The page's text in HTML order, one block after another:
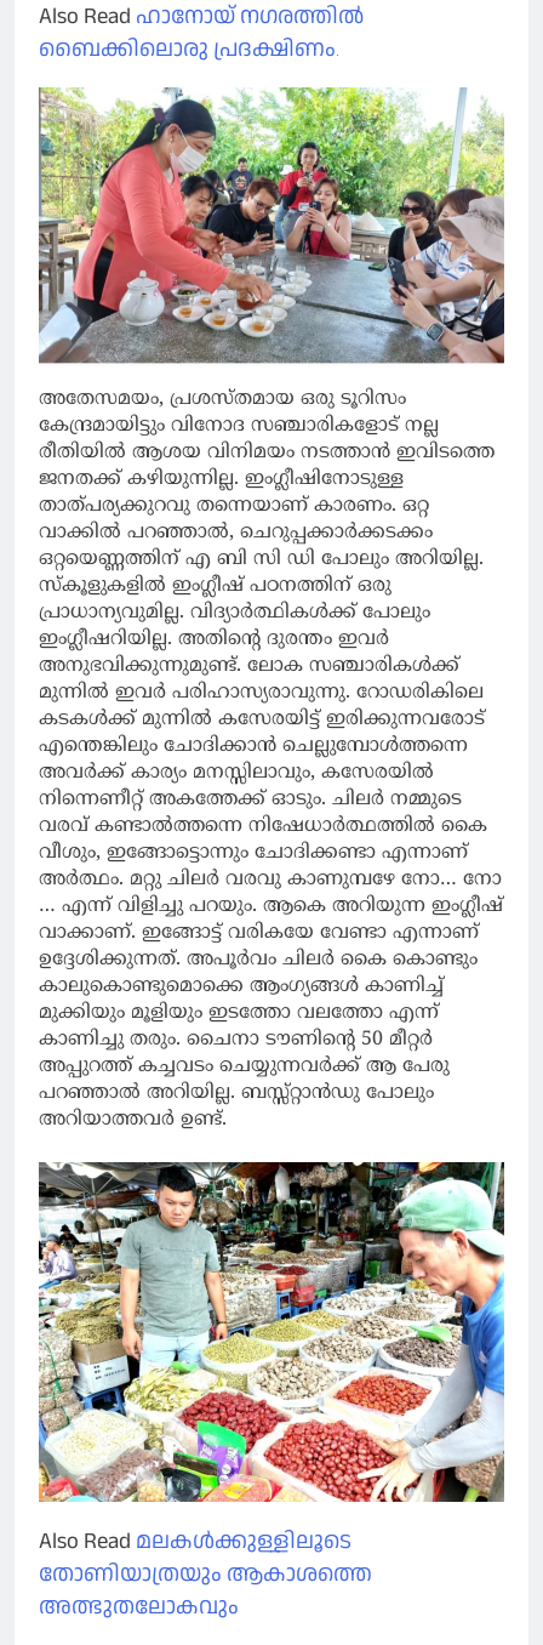
Also Read ഹാനോയ് നഗരത്തിൽ
ബൈക്കിലൊരു പ്രദക്ഷിണം.
അതേസമയം, പ്രശസ്തമായ ഒരു ടൂറിസം
കേന്ദ്രമായിട്ടും വിനോദ സഞ്ചാരികളോട് നല്ല
രീതിയിൽ ആശയ വിനിമയം നടത്താൻ ഇവിടത്തെ
ജനതക്ക് കഴിയുന്നില്ല. ഇംഗ്ലീഷിനോടുള്ള
താത്പര്യക്കുറവു തന്നെയാണ് കാരണം. ഒറ്റ
വാക്കിൽ പറഞ്ഞാൽ, ചെറുപ്പക്കാർക്കടക്കം
ഒറ്റയെണ്ണത്തിന് എ ബി സി ഡി പോലും അറിയില്ല.
സ്കൂളുകളിൽ ഇംഗ്ലീഷ് പഠനത്തിന് ഒരു
പ്രാധാന്യവുമില്ല. വിദ്യാർത്ഥികൾക്ക് പോലും
ഇംഗ്ലീഷറിയില്ല. അതിൻ്റെ ദുരന്തം ഇവർ
അനുഭവിക്കുന്നുമുണ്ട്. ലോക സഞ്ചാരികൾക്ക്
മുന്നിൽ ഇവർ പരിഹാസ്യരാവുന്നു. റോഡരികിലെ
കടകൾക്ക് മുന്നിൽ കസേരയിട്ട് ഇരിക്കുന്നവരോട്
എന്തെങ്കിലും ചോദിക്കാൻ ചെല്ലുമ്പോൾത്തന്നെ
അവർക്ക് കാര്യം മനസ്സിലാവും, കസേരയിൽ
നിന്നെണീറ്റ് അകത്തേക്ക് ഓടും. ചിലർ നമ്മുടെ
വരവ് കണ്ടാൽത്തന്നെ നിഷേധാർത്ഥത്തിൽ കൈ
വീശും, ഇങ്ങോട്ടൊന്നും ചോദിക്കണ്ടാ എന്നാണ്
അർത്ഥം. മറ്റു ചിലർ വരവു കാണുമ്പഴേ നോ… നോ
… എന്ന് വിളിച്ചു പറയും. ആകെ അറിയുന്ന ഇംഗ്ലീഷ്
വാക്കാണ്. ഇങ്ങോട്ട് വരികയേ വേണ്ടാ എന്നാണ്
ഉദ്ദേശിക്കുന്നത്. അപൂർവം ചിലർ കൈ കൊണ്ടും
കാലുകൊണ്ടുമൊക്കെ ആംഗ്യങ്ങൾ കാണിച്ച്
മുക്കിയും മൂളിയും ഇടത്തോ വലത്തോ എന്ന്
കാണിച്ചു തരും. ചൈനാ ടൗണിൻ്റെ 50 മീറ്റർ
അപ്പുറത്ത് കച്ചവടം ചെയ്യുന്നവർക്ക് ആ പേരു
പറഞ്ഞാൽ അറിയില്ല. ബസ്സ്റ്റാൻഡു പോലും
അറിയാത്തവർ ഉണ്ട്.
Also Read മലകൾക്കുള്ളിലൂടെ
തോണിയാത്രയും ആകാശത്തെ
അത്ഭുതലോകവും